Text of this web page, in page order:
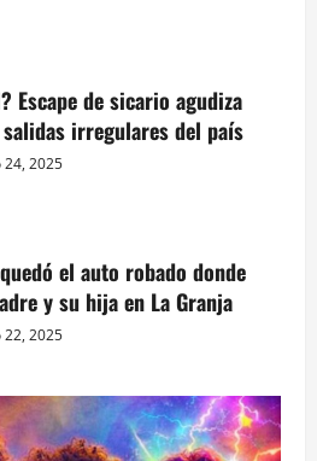
Escape de sicario agudiza
irregulares del país
24, 2025
el auto robado donde
y su hija en La Granja
22, 2025